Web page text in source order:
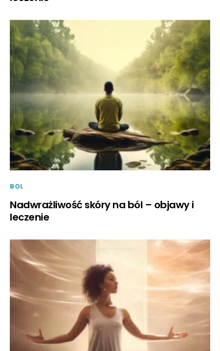
BOL
Nadwrażliwość skóry na ból – objawy i
leczenie